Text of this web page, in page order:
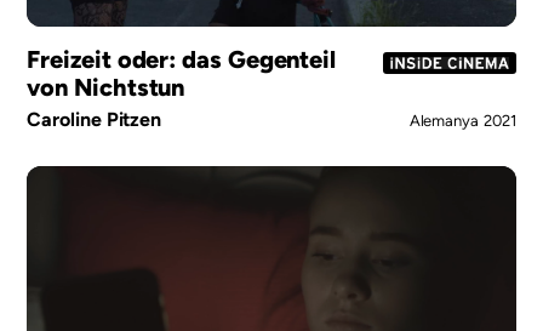
Freizeit oder: das Gegenteil
von Nichtstun
Caroline Pitzen Alemanya 2021